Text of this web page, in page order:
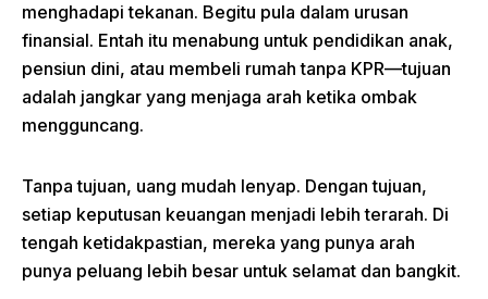
menghadapi tekanan. Begitu pula dalam urusan
finansial. Entah itu menabung untuk pendidikan anak,
pensiun dini, atau membeli rumah tanpa KPR—tujuan
adalah jangkar yang menjaga arah ketika ombak
mengguncang.
Tanpa tujuan, uang mudah lenyap. Dengan tujuan,
setiap keputusan keuangan menjadi lebih terarah. Di
tengah ketidakpastian, mereka yang punya arah
punya peluang lebih besar untuk selamat dan bangkit.